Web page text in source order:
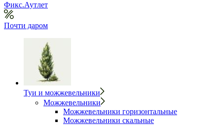
Фикс.Аутлет
Почти даром
Туи и можжевельники
Можжевельники
Можжевельники горизонтальные
Можжевельники скальные